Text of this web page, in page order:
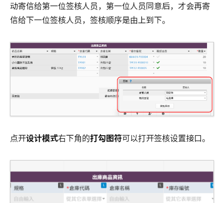
动寄信给第一位签核人员，第一位人员同意后，才会再寄
信给下一位签核人员，签核顺序是由上到下。
点开设计模式右下角的打勾图符可以打开签核设置接口。